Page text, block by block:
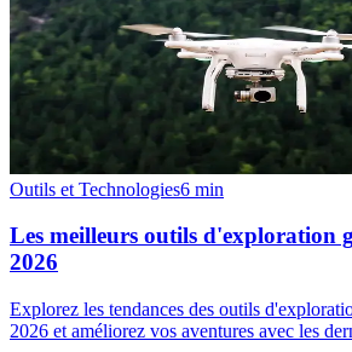
Outils et Technologies6 min
Les meilleurs outils d'exploration
2026
Explorez les tendances des outils
2026 et améliorez vos aventures avec les